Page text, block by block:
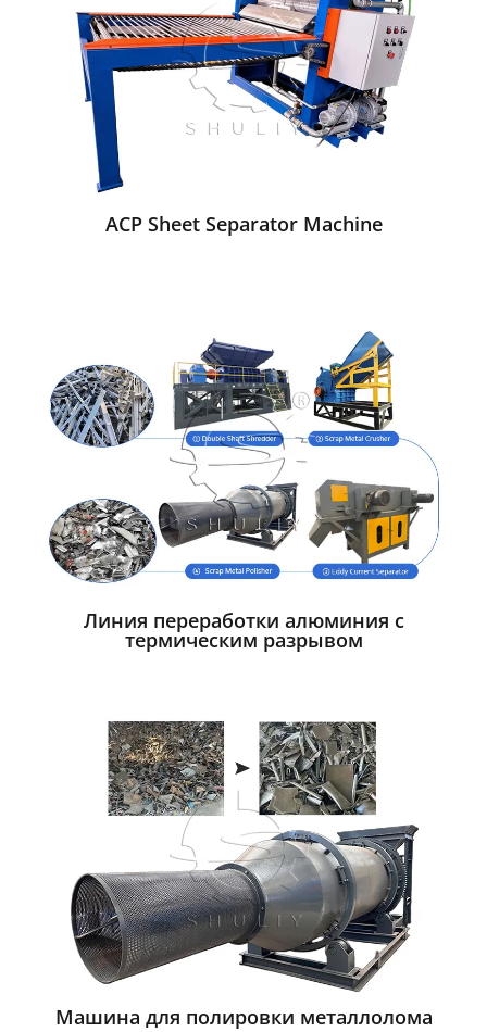
ACP Sheet Separator Machine
Линия переработки алюминия с
термическим разрывом
Машина для полировки металлолома